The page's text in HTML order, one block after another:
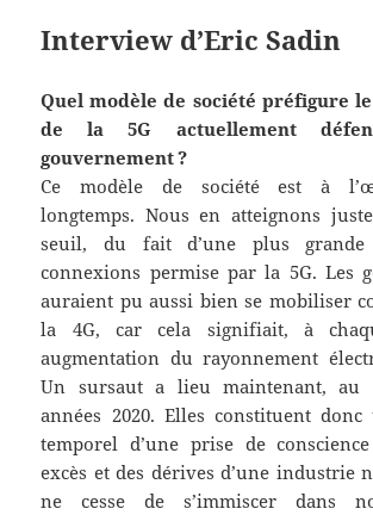
Interview d’Eric Sadin
Quel modèle de société préfigure
de la 5G actuellement
gouvernement?
Ce modèle de société est à
longtemps. Nous en atteignons
seuil, du fait d’une plus grande
connexions permise par la 5G. Les
auraient pu aussi bien se mobiliser
la 4G, car cela signifiait, à
augmentation du rayonnement
Un sursaut a lieu maintenant, au
années 2020. Elles constituent
temporel d’une prise de
excès et des dérives d’une industrie
ne cesse de s’immiscer dans